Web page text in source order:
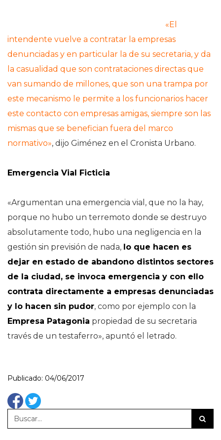
«El
intendente vuelve a contratar la empresas
denunciadas y en particular la de su secretaria, y da
la casualidad que son contrataciones directas que
van sumando de millones, que son una trampa por
este mecanismo le permite a los funcionarios hacer
este contacto con empresas amigas, siempre son las
mismas que se benefician fuera del marco
normativo», dijo Giménez en el Cronista Urbano.
Emergencia Vial Ficticia
«Argumentan una emergencia vial, que no la hay,
porque no hubo un terremoto donde se destruyo
absolutamente todo, hubo una negligencia en la
gestión sin previsión de nada, lo que hacen es
dejar en estado de abandono distintos sectores
de la ciudad, se invoca emergencia y con ello
contrata directamente a empresas denunciadas
y lo hacen sin pudor, como por ejemplo con la
Empresa Patagonia propiedad de su secretaria
través de un testaferro», apuntó el letrado.
Publicado: 04/06/2017